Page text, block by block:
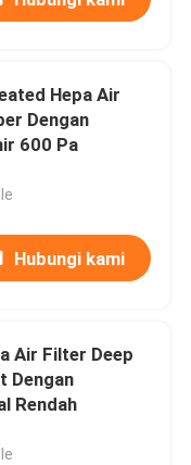
Hepa Air
Dengan
600 Pa
Hubungi kami
Air Filter Deep
Dengan
Rendah